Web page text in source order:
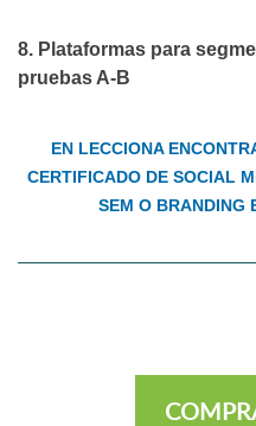
8. Plataformas para
pruebas A-B
EN LECCIONA
CERTIFICADO DE SOCIAL
SEM O BRANDING